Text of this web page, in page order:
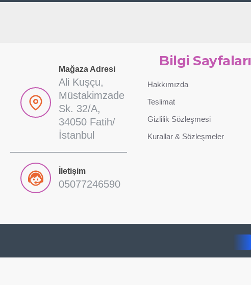
Mağaza Adresi
Ali Kuşçu,
Müstakimzade
Sk. 32/A,
34050 Fatih/
İstanbul
İletişim
05077246590
Bilgi Sayfaları
Hakkımızda
Teslimat
Gizlilik Sözleşmesi
Kurallar & Sözleşmeler